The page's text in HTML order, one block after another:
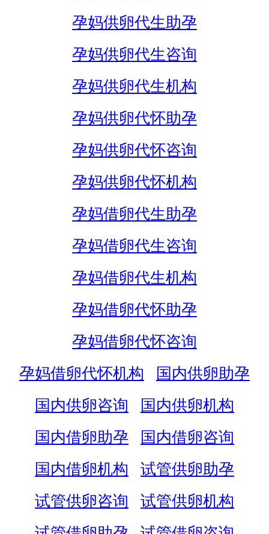
孕妈供卵代生助孕
孕妈供卵代生咨询
孕妈供卵代生机构
孕妈供卵代怀助孕
孕妈供卵代怀咨询
孕妈供卵代怀机构
孕妈借卵代生助孕
孕妈借卵代生咨询
孕妈借卵代生机构
孕妈借卵代怀助孕
孕妈借卵代怀咨询
孕妈借卵代怀机构
国内供卵助孕
国内供卵咨询
国内供卵机构
国内借卵助孕
国内借卵咨询
国内借卵机构
试管供卵助孕
试管供卵咨询
试管供卵机构